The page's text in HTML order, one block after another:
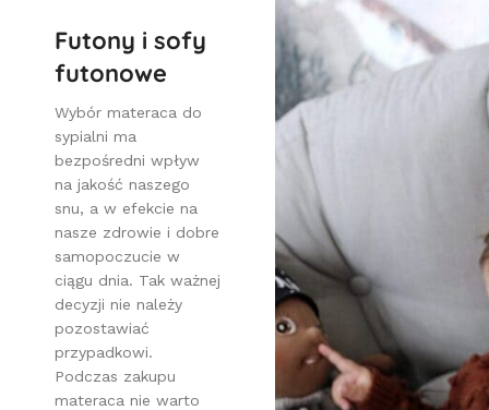
Futony i sofy
futonowe
Wybór materaca do
sypialni ma
bezpośredni wpływ
na jakość naszego
snu, a w efekcie na
nasze zdrowie i dobre
samopoczucie w
ciągu dnia. Tak ważnej
decyzji nie należy
pozostawiać
przypadkowi.
Podczas zakupu
materaca nie warto